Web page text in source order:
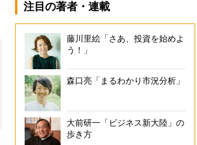
注目の著者・連載
藤川里絵「さあ、投資を始めよ
う！」
森口亮「まるわかり市況分析」
大前研一「ビジネス新大陸」の
歩き方